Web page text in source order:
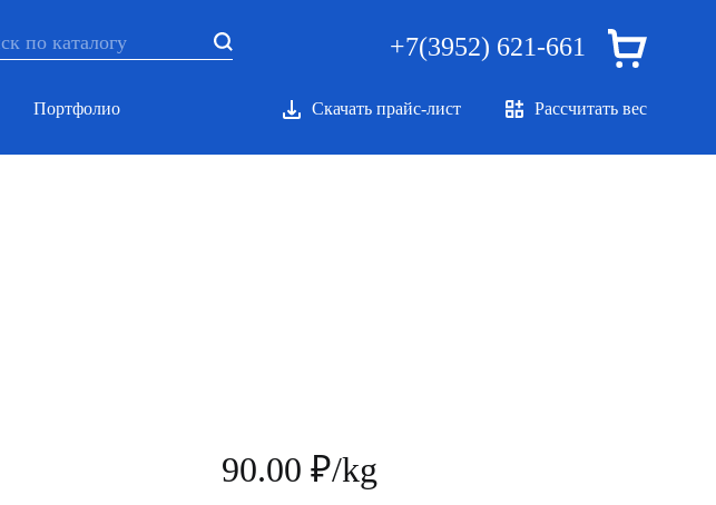
+7(3952) 621-661
Портфолио Скачать прайс-лист Рассчитать вес
90.00 ₽/kg